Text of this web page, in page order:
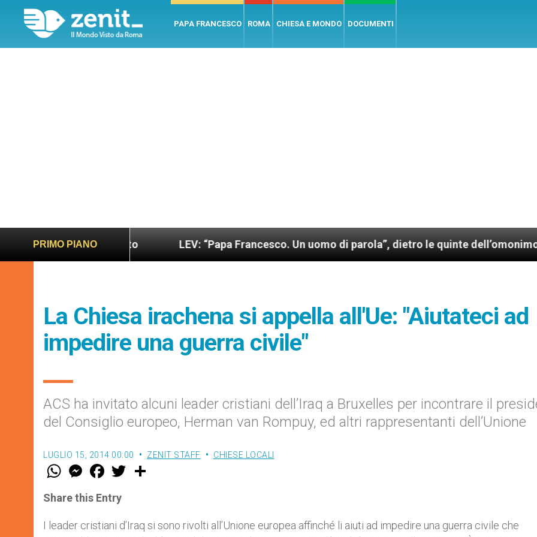
PAPA FRANCESCO ROMA CHIESA E MONDO DOCUMENTI
PRIMO PIANO
sano e giusto LEV: “Papa Francesco. Un uomo di parola”, dietro le quinte dell’omonimo film di
La Chiesa irachena si appella all'Ue: "Aiutateci ad
impedire una guerra civile"
ACS ha invitato alcuni leader cristiani dell’Iraq a Bruxelles per incontrare il
del Consiglio europeo, Herman van Rompuy, ed altri rappresentanti dell’Unione
LUGLIO 15, 2014 00:00 ZENIT STAFF CHIESE LOCALI
W
t
s
p
p
M
e
s
e
g
e
F
a
e
b
o
k
w
r
Share this Entry
I leader cristiani d’Iraq si sono rivolti all’Unione europea affinché li aiuti ad impedire una guerra civile che